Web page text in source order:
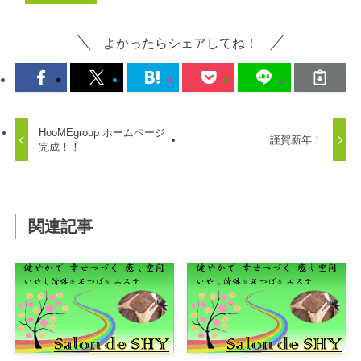
よかったらシェアしてね！
HooMEgroup ホームページ
完成！！
謹賀新年！
関連記事